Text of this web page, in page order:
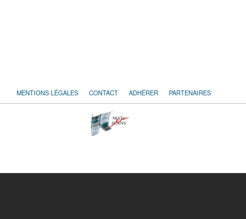
MENTIONS LÉGALES CONTACT ADHÉRER PARTENAIRES